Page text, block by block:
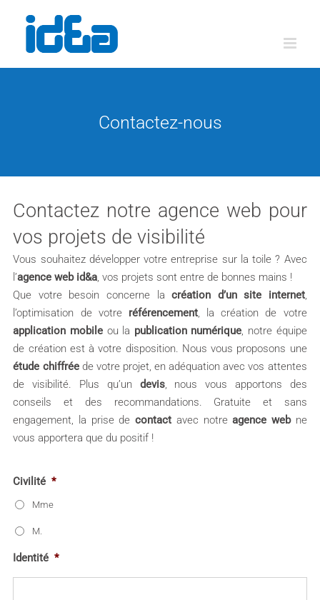
contenu
Contactez-nous
Contactez notre agence web pour
vos projets de visibilité
Vous souhaitez développer votre entreprise sur la toile ? Avec
l’agence web id&a, vos projets sont entre de bonnes mains !
Que votre besoin concerne lacréation d’un site internet,
l’optimisation de votre référencement, la création de votre
application mobile ou la publication numérique, notre équipe
de création est à votre disposition. Nous vous proposons une
étude chiffréede votre projet, en adéquation avec vos attentes
de visibilité. Plus qu’un devis, nous vous apportons des
conseils et des recommandations. Gratuite et sans
engagement, la prise decontact avec notreagence webne
vous apportera que du positif !
Civilité *
Mme
M.
Identité *